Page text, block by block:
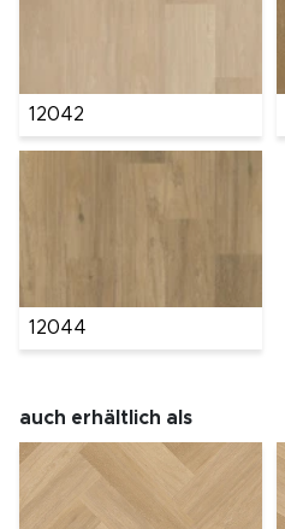
12042
12044
auch erhältlich als